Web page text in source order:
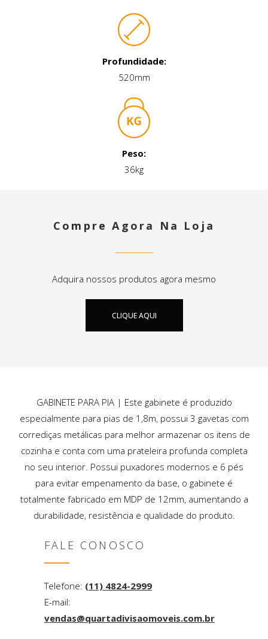
Profundidade:
520mm
Peso:
36kg
Compre Agora Na Loja
Adquira nossos produtos agora mesmo
CLIQUE AQUI
GABINETE PARA PIA | Este gabinete é produzido
especialmente para pias de 1,8m, possui 3 gavetas com
corrediças metálicas para melhor armazenar os itens de
cozinha e conta com uma prateleira profunda completa
no seu interior. Possui puxadores modernos e 6 pés
para evitar empenamento da base, o gabinete é
totalmente fabricado em MDP de 12mm, aumentando a
durabilidade, resistência e qualidade do produto.
FALE CONOSCO
Telefone: (11) 4824-2999
E-mail:
vendas@quartadivisaomoveis.com.br